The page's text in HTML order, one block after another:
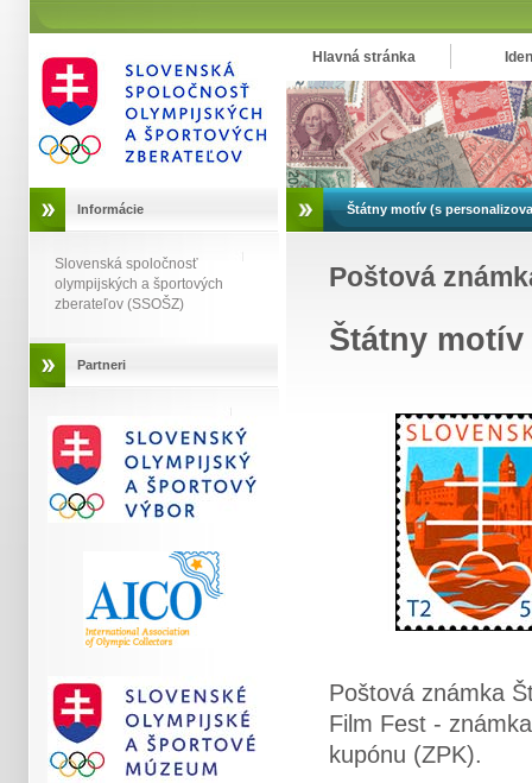
Informácie
Slovenská spoločnosť
olympijských a športových
zberateľov (SSOŠZ)
Partneri
Hlavná stránka
Štátny motív (s
Poštová
Štátny
Poštová známka
Film Fest -
kupónu (ZPK).